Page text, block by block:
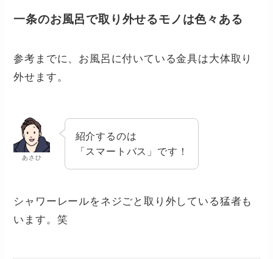
一条のお風呂で取り外せるモノは色々ある
参考までに、お風呂に付いている金具は大体取り
外せます。
あさひ
紹介するのは
「スマートバス」です！
シャワーレールをネジごと取り外している猛者も
います。笑